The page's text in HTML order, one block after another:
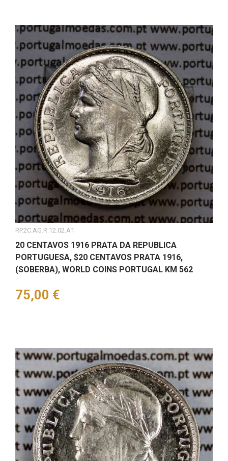
RP.2C.AG.R.12.02.A1
20 CENTAVOS 1916 PRATA DA REPUBLICA
PORTUGUESA, $20 CENTAVOS PRATA 1916,
(SOBERBA), WORLD COINS PORTUGAL KM 562
Preço
75,00 €